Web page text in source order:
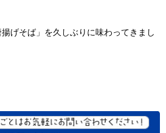
げそば」を久しぶりに味わってきまし